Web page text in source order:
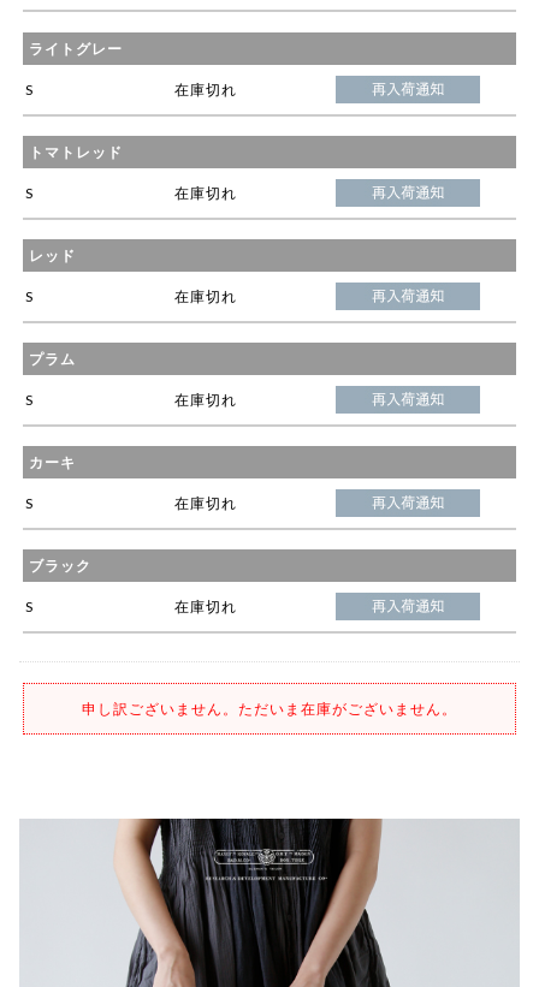
ライトグレー
S 在庫切れ
トマトレッド
S 在庫切れ
レッド
S 在庫切れ
プラム
S 在庫切れ
カーキ
S 在庫切れ
ブラック
S 在庫切れ
申し訳ございません。ただいま在庫がございません。